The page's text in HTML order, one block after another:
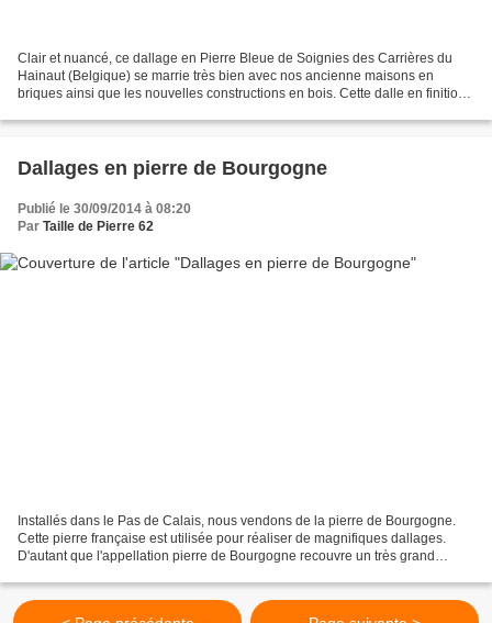
Clair et nuancé, ce dallage en Pierre Bleue de Soignies des Carrières du
Hainaut (Belgique) se marrie très bien avec nos ancienne maisons en
briques ainsi que les nouvelles constructions en bois. Cette dalle en finition
Dallages en pierre de Bourgogne
Publié le 30/09/2014 à 08:20
Par Taille de Pierre 62
Installés dans le Pas de Calais, nous vendons de la pierre de Bourgogne.
Cette pierre française est utilisée pour réaliser de magnifiques dallages.
D'autant que l'appellation pierre de Bourgogne recouvre un très grand